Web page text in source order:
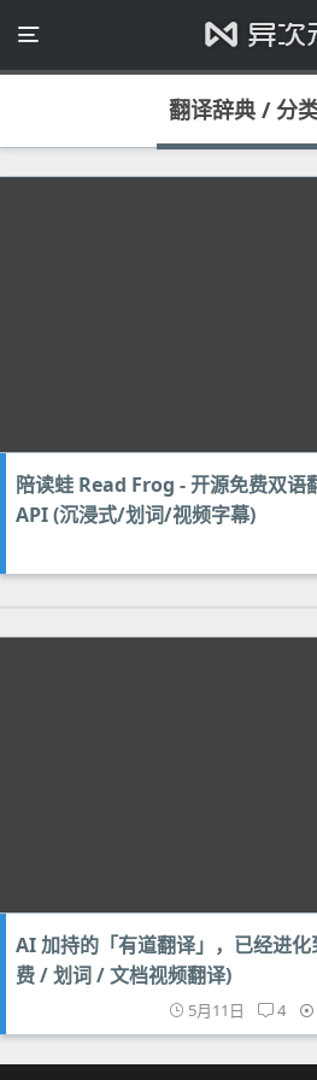
翻译辞典 / 分
陪读蛙 Read Frog - 开源免费双语
API (沉浸式/划词/视频字幕)
AI 加持的「有道翻译」，已经进
费 / 划词 / 文档视频翻译)
5月11日 4